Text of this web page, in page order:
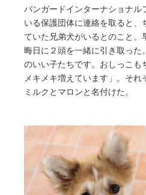
バンガードインターナショナル
いる保護団体に連絡を取ると、
ていた兄弟犬がいるとのこと。
晦日に２頭を一緒に引き取った
のいい子たちです。おしっこも
メキメキ増えています」。それ
ミルクとマロンと名付けた。